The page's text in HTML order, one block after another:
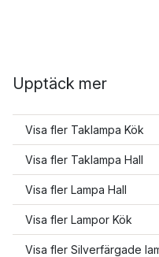
Upptäck mer
Visa fler Taklampa Kök
Visa fler Taklampa Hall
Visa fler Lampa Hall
Visa fler Lampor Kök
Visa fler Silverfärgade